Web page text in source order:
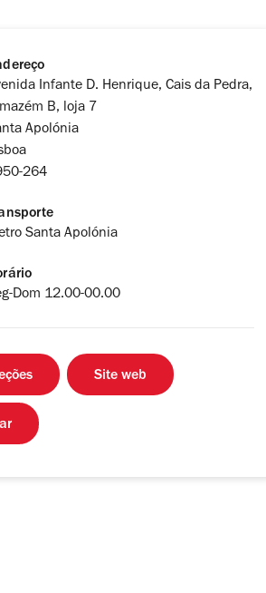
Infante D. Henrique, Cais da Pedra,
B, loja 7
Apolónia
264
Santa Apolónia
Dom 12.00-00.00
Site web